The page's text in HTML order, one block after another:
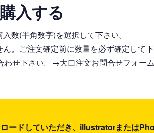
入する
数(半角数字)を選択して下さい。
。ご注文確定前に数量を必ず確定して
せ下さい。 →大口注文お問合せフォー
ードしていただき、illustratorまたは